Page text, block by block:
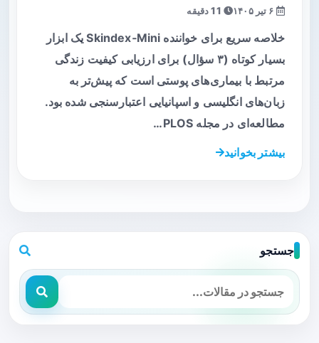
خلاصه سریع برای خواننده Skindex‑Mini یک ابزار
بسیار کوتاه (۳ سؤال) برای ارزیابی کیفیت زندگی
مرتبط با بیماری‌های پوستی است که پیش‌تر به
زبان‌های انگلیسی و اسپانیایی اعتبارسنجی شده بود.
مطالعه‌ای در مجله PLOS…
بیشتر بخوانید
جستجو